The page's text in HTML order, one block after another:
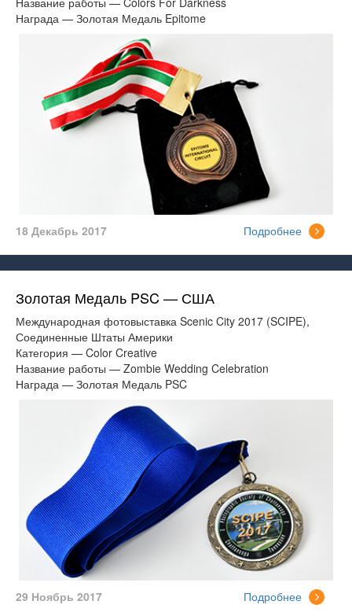
Награда — Золотая Медаль Epitome
18 Декабрь 2017 Подробнее
Золотая Медаль PSC — США
Международная фотовыставка Scenic City 2017 (SCIPE),
Соединенные Штаты Америки
Категория — Color Creative
Название работы — Zombie Wedding Celebration
Награда — Золотая Медаль PSC
29 Ноябрь 2017 Подробнее